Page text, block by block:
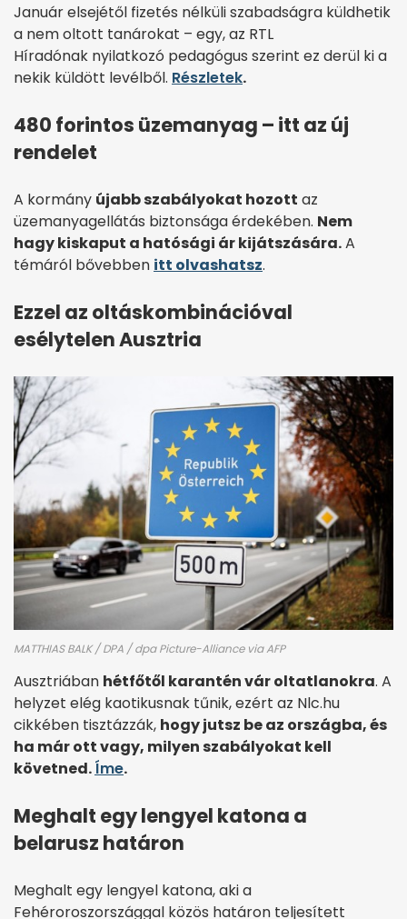
Január elsejétől fizetés nélküli szabadságra küldhetik
a nem oltott tanárokat – egy, az RTL
Híradónak nyilatkozó pedagógus szerint ez derül ki a
nekik küldött levélből. Részletek.
480 forintos üzemanyag – itt az új
rendelet
A kormány újabb szabályokat hozott az
üzemanyagellátás biztonsága érdekében. Nem
hagy kiskaput a hatósági ár kijátszására.A
témáról bővebben itt olvashatsz.
Ezzel az oltáskombinációval
esélytelen Ausztria
MATTHIAS BALK / DPA / dpa Picture-Alliance via AFP
Ausztriában hétfőtől karantén vár oltatlanokra. A
helyzet elég kaotikusnak tűnik, ezért az Nlc.hu
cikkében tisztázzák, hogy jutsz be az országba, és
ha már ott vagy, milyen szabályokat kell
követned.Íme.
Meghalt egy lengyel katona a
belarusz határon
Meghalt egy lengyel katona, aki a
Fehéroroszországgal közös határon teljesített